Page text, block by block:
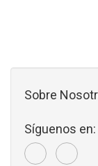
Sobre
Síguenos en: